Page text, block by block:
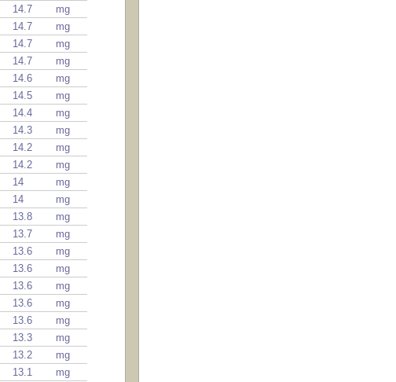
14.7
mg
14.7
mg
14.7
mg
14.7
mg
14.6
mg
14.5
mg
14.4
mg
14.3
mg
14.2
mg
14.2
mg
14
mg
14
mg
13.8
mg
13.7
mg
13.6
mg
13.6
mg
13.6
mg
13.6
mg
13.6
mg
13.3
mg
13.2
mg
13.1
mg